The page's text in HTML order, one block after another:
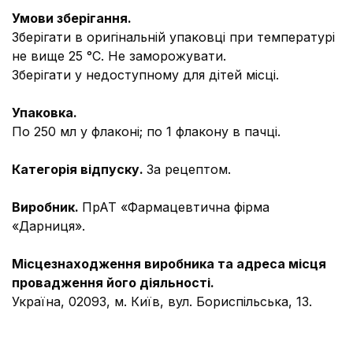
Умови зберігання.
Зберігати в оригінальній упаковці при температурі
не вище 25 °С. Не заморожувати.
Зберігати у недоступному для дітей місці.
Упаковка.
По 250 мл у флаконі; по 1 флакону в пачці.
Категорія відпуску. За рецептом.
Виробник. ПрАТ «Фармацевтична фірма
«Дарниця».
Місцезнаходження виробника та адреса місця
провадження його діяльності.
Україна, 02093, м. Київ, вул. Бориспiльська, 13.